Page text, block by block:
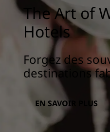
The Art of
Hotels
Forgez des
destinations
EN SAVOIR PLUS